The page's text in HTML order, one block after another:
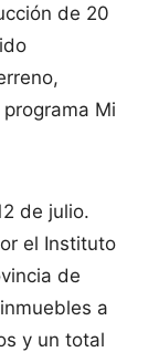
de 20
Mi
de julio.
el Instituto
de
a
y un total